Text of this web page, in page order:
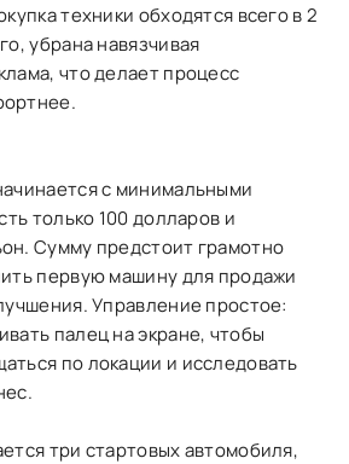
техники обходятся всего в 2
убрана навязчивая
что делает процесс
с минимальными
только 100 долларов и
Сумму предстоит грамотно
первую машину для продажи
Управление простое:
палец на экране, чтобы
по локации и исследовать
три стартовых автомобиля,